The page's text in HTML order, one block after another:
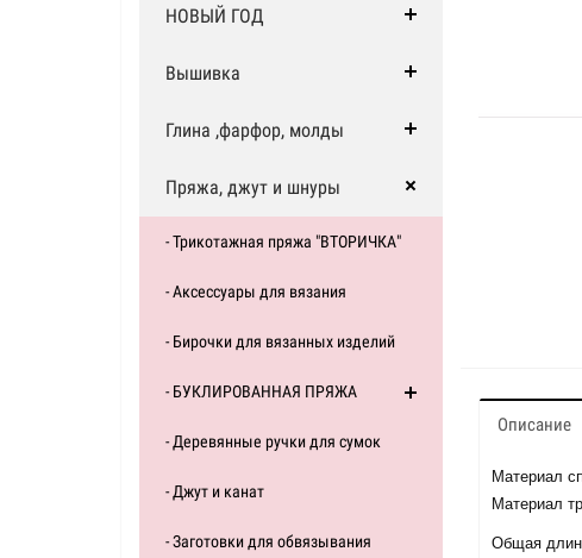
НОВЫЙ ГОД
Вышивка
Глина ,фарфор, молды
Пряжа, джут и шнуры
- Трикотажная пряжа "ВТОРИЧКА"
- Аксессуары для вязания
- Бирочки для вязанных изделий
- БУКЛИРОВАННАЯ ПРЯЖА
- Деревянные ручки для сумок
- Джут и канат
- Заготовки для обвязывания
Описание
Материал
Материал
Общая